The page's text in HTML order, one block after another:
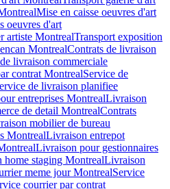
Mise en caisse oeuvres d'art
oeuvres d'art
artiste MontrealTransport exposition
MontrealContrats de livraison
livraison commerciale
contrat MontrealService de
de livraison planifiee
entreprises MontrealLivraison
de detail MontrealContrats
mobilier de bureau
MontrealLivraison entrepot
Livraison pour gestionnaires
home staging MontrealLivraison
meme jour MontrealService
courrier par contrat